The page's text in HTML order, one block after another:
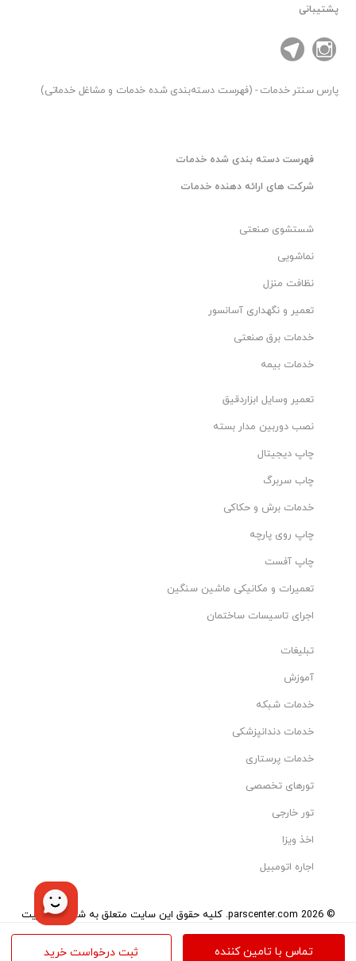
تماس با تامین کننده ثبت درخواست خرید
پشتیبانی
پارس سنترخدمات - (فهرست دسته‌بندی شده خدمات و مشاغل خدماتی)
فهرست دسته بندی شده خدمات
شرکت های ارائه دهنده خدمات
شستشوی صنعتی
نماشویی
نظافت منزل
تعمیر و نگهداری آسانسور
خدمات برق صنعتی
خدمات بیمه
تعمیر وسایل ابزاردقیق
نصب دوربین مدار بسته
چاپ دیجیتال
چاب سربرگ
خدمات برش و حکاکی
چاپ روی پارچه
چاپ آفست
تعمیرات و مکانیکی ماشین سنگین
اجرای تاسیسات ساختمان
تبلیغات
آموزش
خدمات شبکه
خدمات دندانپزشکی
خدمات پرستاری
تورهای تخصصی
تور خارجی
اخذ ویزا
اجاره اتومبیل
© 2026 parscenter.com. کلیه حقوق این سایت متعلق به شرکت مدیریت
هوشمند تاو می‌باشد.
تمامی کالاها و خدمات این سایت، حسب مورد دارای مجوزهای لازم از مراجع